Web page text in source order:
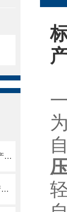
BC2540A感性负载直流电阻测试仪产品介绍
BZC3396A变压器直流电阻测试仪产品介绍